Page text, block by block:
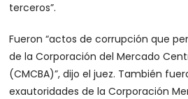
terceros”.
Fueron “actos de corrupción que
de la Corporación del Mercado
(CMCBA)”, dijo el juez. También
exautoridades de la Corporación